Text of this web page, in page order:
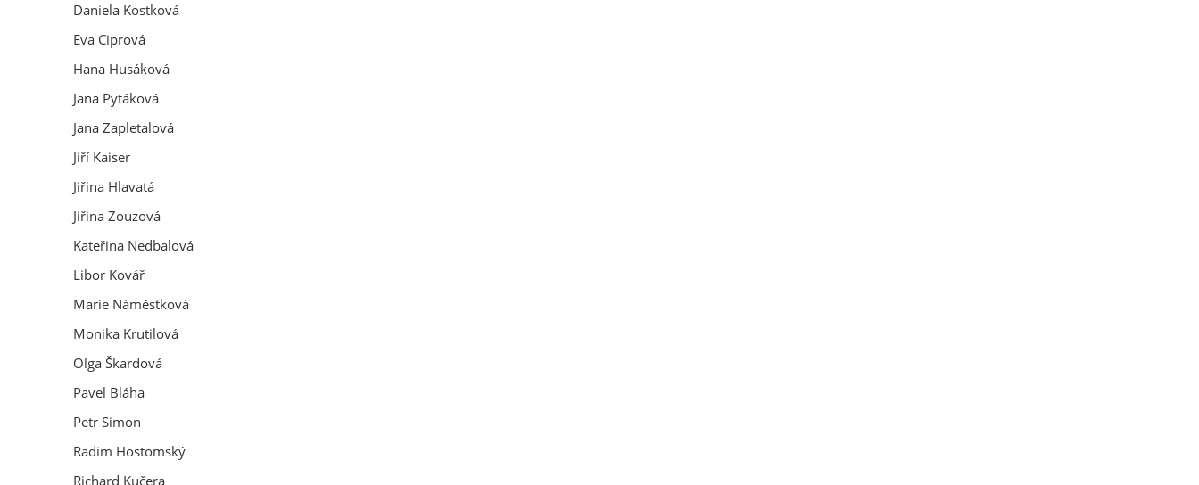
Daniela Kostková
Eva Ciprová
Hana Husáková
Jana Pytáková
Jana Zapletalová
Jiří Kaiser
Jiřina Hlavatá
Jiřina Zouzová
Kateřina Nedbalová
Libor Kovář
Marie Náměstková
Monika Krutilová
Olga Škardová
Pavel Bláha
Petr Simon
Radim Hostomský
Richard Kučera